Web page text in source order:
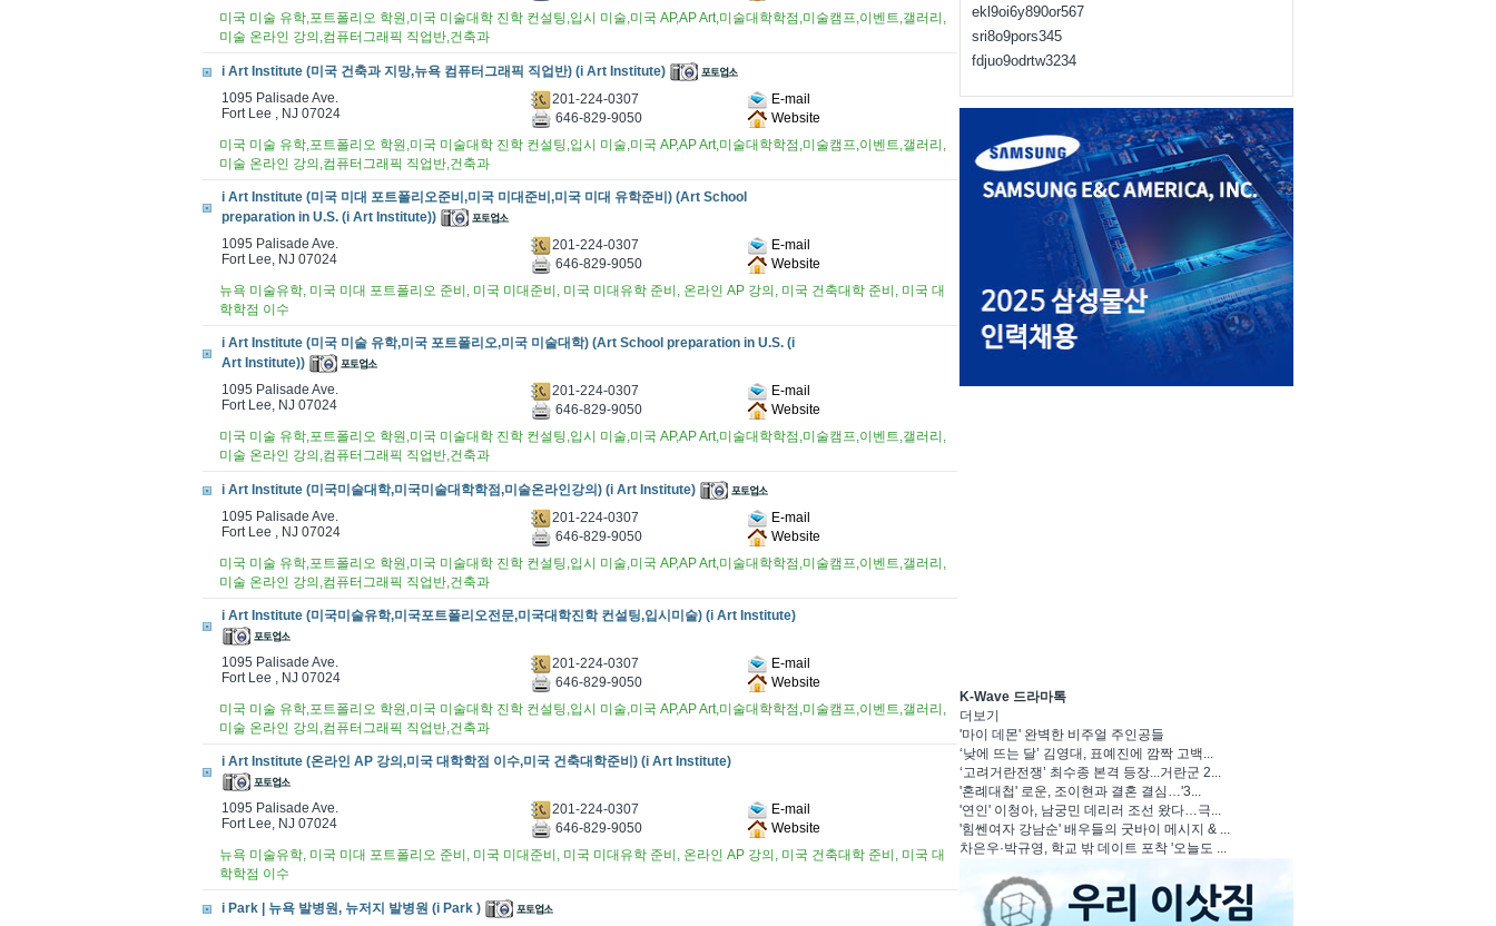
미국 미술 유학,포트폴리오 학원,미국 미술대학 진학 컨설팅,입시 미술,미국 AP,AP Art,미술대학학점,미술캠프,이벤트,갤러리,
미술 온라인 강의,컴퓨터그래픽 직업반,건축과
i Art Institute (미국 건축과 지망,뉴욕 컴퓨터그래픽 직업반) (i Art Institute)
1095 Palisade Ave.
Fort Lee , NJ 07024
201-224-0307
E-mail
646-829-9050
Website
미국 미술 유학,포트폴리오 학원,미국 미술대학 진학 컨설팅,입시 미술,미국 AP,AP Art,미술대학학점,미술캠프,이벤트,갤러리,
미술 온라인 강의,컴퓨터그래픽 직업반,건축과
i Art Institute (미국 미대 포트폴리오준비,미국 미대준비,미국 미대 유학준비) (Art School
preparation in U.S. (i Art Institute))
1095 Palisade Ave.
Fort Lee, NJ 07024
201-224-0307
E-mail
646-829-9050
Website
뉴욕 미술유학, 미국 미대 포트폴리오 준비, 미국 미대준비, 미국 미대유학 준비, 온라인 AP 강의, 미국 건축대학 준비, 미국 대
학학점 이수
i Art Institute (미국 미술 유학,미국 포트폴리오,미국 미술대학) (Art School preparation in U.S. (i
Art Institute))
1095 Palisade Ave.
Fort Lee, NJ 07024
201-224-0307
E-mail
646-829-9050
Website
미국 미술 유학,포트폴리오 학원,미국 미술대학 진학 컨설팅,입시 미술,미국 AP,AP Art,미술대학학점,미술캠프,이벤트,갤러리,
미술 온라인 강의,컴퓨터그래픽 직업반,건축과
i Art Institute (미국미술대학,미국미술대학학점,미술온라인강의) (i Art Institute)
1095 Palisade Ave.
Fort Lee , NJ 07024
201-224-0307
E-mail
646-829-9050
Website
미국 미술 유학,포트폴리오 학원,미국 미술대학 진학 컨설팅,입시 미술,미국 AP,AP Art,미술대학학점,미술캠프,이벤트,갤러리,
미술 온라인 강의,컴퓨터그래픽 직업반,건축과
i Art Institute (미국미술유학,미국포트폴리오전문,미국대학진학 컨설팅,입시미술) (i Art Institute)
1095 Palisade Ave.
Fort Lee , NJ 07024
201-224-0307
E-mail
646-829-9050
Website
미국 미술 유학,포트폴리오 학원,미국 미술대학 진학 컨설팅,입시 미술,미국 AP,AP Art,미술대학학점,미술캠프,이벤트,갤러리,
미술 온라인 강의,컴퓨터그래픽 직업반,건축과
i Art Institute (온라인 AP 강의,미국 대학학점 이수,미국 건축대학준비) (i Art Institute)
1095 Palisade Ave.
Fort Lee, NJ 07024
201-224-0307
E-mail
646-829-9050
Website
뉴욕 미술유학, 미국 미대 포트폴리오 준비, 미국 미대준비, 미국 미대유학 준비, 온라인 AP 강의, 미국 건축대학 준비, 미국 대
학학점 이수
i Park | 뉴욕 발병원, 뉴저지 발병원 (i Park )
ekl9oi6y890or567
sri8o9pors345
fdjuo9odrtw3234
K-Wave 드라마톡
더보기
'마이 데몬' 완벽한 비주얼 주인공들
‘낮에 뜨는 달’ 김영대, 표예진에 깜짝 고백...
‘고려거란전쟁’ 최수종 본격 등장...거란군 2...
'혼례대첩' 로운, 조이현과 결혼 결심…'3...
'연인' 이청아, 남궁민 데리러 조선 왔다…극...
'힘쎈여자 강남순' 배우들의 굿바이 메시지 & ...
차은우·박규영, 학교 밖 데이트 포착 '오늘도 ...